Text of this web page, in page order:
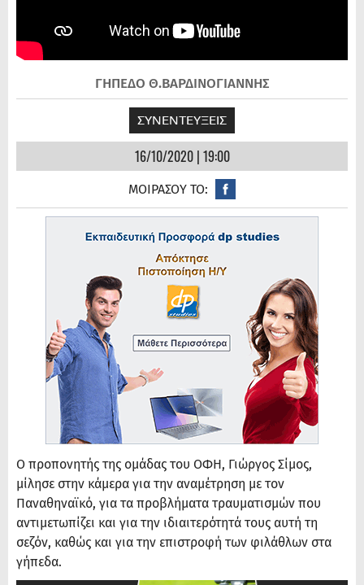
ΓΗΠΕΔΟ Θ.ΒΑΡΔΙΝΟΓΙΑΝΝΗΣ
ΣΥΝΕΝΤΕΥΞΕΙΣ
16/10/2020 | 19:00
ΜΟΙΡΑΣΟΥ ΤΟ:
Ο προπονητής της ομάδας του ΟΦΗ, Γιώργος Σίμος,
μίλησε στην κάμερα για την αναμέτρηση με τον
Παναθηναϊκό, για τα προβλήματα τραυματισμών που
αντιμετωπίζει και για την ιδιαιτερότητά τους αυτή τη
σεζόν, καθώς και για την επιστροφή των φιλάθλων στα
γήπεδα.